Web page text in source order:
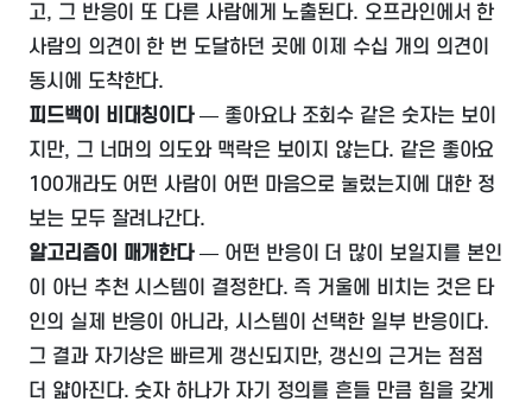
고, 그 반응이 또 다른 사람에게 노출된다. 오프라인에서 한
사람의 의견이 한 번 도달하던 곳에 이제 수십 개의 의견이
동시에 도착한다.
피드백이 비대칭이다— 좋아요나 조회수 같은 숫자는 보이
지만, 그 너머의 의도와 맥락은 보이지 않는다. 같은 좋아요
100개라도 어떤 사람이 어떤 마음으로 눌렀는지에 대한 정
보는 모두 잘려나간다.
알고리즘이 매개한다— 어떤 반응이 더 많이 보일지를 본인
이 아닌 추천 시스템이 결정한다. 즉 거울에 비치는 것은 타
인의 실제 반응이 아니라, 시스템이 선택한 일부 반응이다.
그 결과 자기상은 빠르게 갱신되지만, 갱신의 근거는 점점
더 얇아진다. 숫자 하나가 자기 정의를 흔들 만큼 힘을 갖게